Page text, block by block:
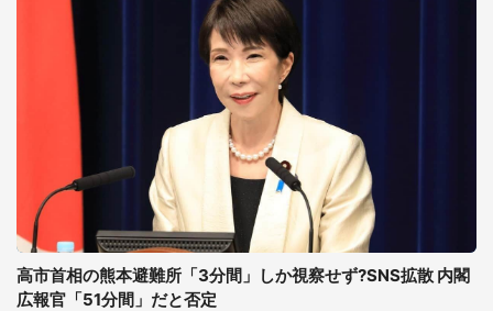
高市首相の熊本避難所「3分間」しか視察せず?SNS拡散 内閣
広報官「51分間」だと否定